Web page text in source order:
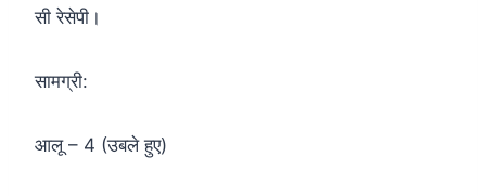
सी रेसेपी।
सामग्री:
आलू – 4 (उबले हुए)